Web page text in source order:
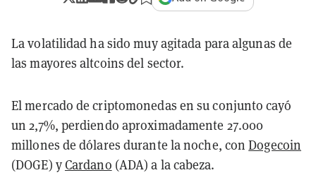
La volatilidad ha sido muy agitada para algunas de
las mayores altcoins del sector.
El mercado de criptomonedas en su conjunto cayó
un 2,7%, perdiendo aproximadamente 27.000
millones de dólares durante la noche, conDogecoin
(DOGE) yCardano (ADA) a la cabeza.